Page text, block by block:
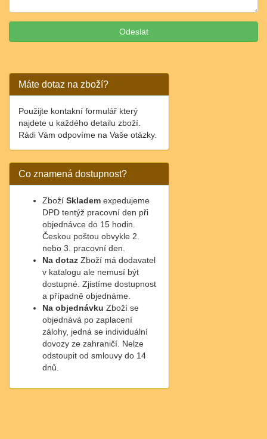
Máte dotaz na zboží?
Použijte kontakní formulář který
najdete u každého detailu zboží.
Rádi Vám odpovíme na Vaše otázky.
Co znamená dostupnost?
Zboží Skladem expedujeme
DPD tentýž pracovní den při
objednávce do 15 hodin.
Českou poštou obvykle 2.
nebo 3. pracovní den.
Na dotaz Zboží má dodavatel
v katalogu ale nemusí být
dostupné. Zjistíme dostupnost
a případně objednáme.
Na objednávku Zboží se
objednává po zaplacení
zálohy, jedná se individuální
dovozy ze zahraničí. Nelze
odstoupit od smlouvy do 14
dnů.